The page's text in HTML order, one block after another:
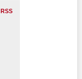
RSS